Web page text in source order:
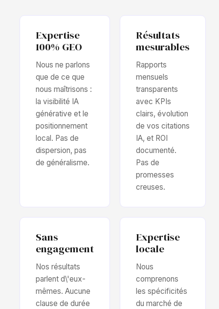
Expertise
100% GEO
Nous ne parlons
que de ce que
nous maîtrisons :
la visibilité IA
générative et le
positionnement
local. Pas de
dispersion, pas
de généralisme.
Résultats
mesurables
Rapports
mensuels
transparents
avec KPIs
clairs, évolution
de vos citations
IA, et ROI
documenté.
Pas de
promesses
creuses.
Sans
engagement
Nos résultats
parlent d\'eux-
mêmes. Aucune
clause de durée
Expertise
locale
Nous
comprenons
les spécificités
du marché de